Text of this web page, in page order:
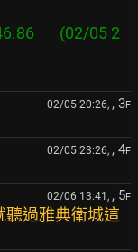
(02/05 2
02/05 20:26, , 3F
02/05 23:26, , 4F
02/06 13:41, , 5F
聽過雅典衛城這